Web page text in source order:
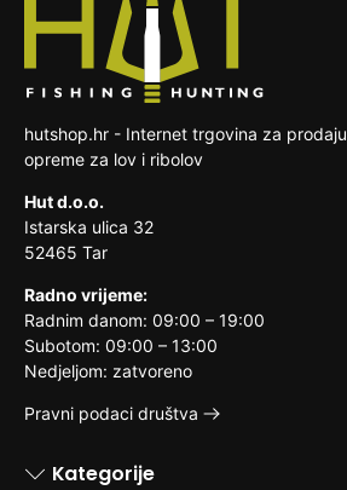
hutshop.hr - Internet trgovina za prodaju
opreme za lov i ribolov
Hut d.o.o.
Istarska ulica 32
52465 Tar
Radno vrijeme:
Radnim danom: 09:00 – 19:00
Subotom: 09:00 – 13:00
Nedjeljom: zatvoreno
Pravni podaci društva
Kategorije